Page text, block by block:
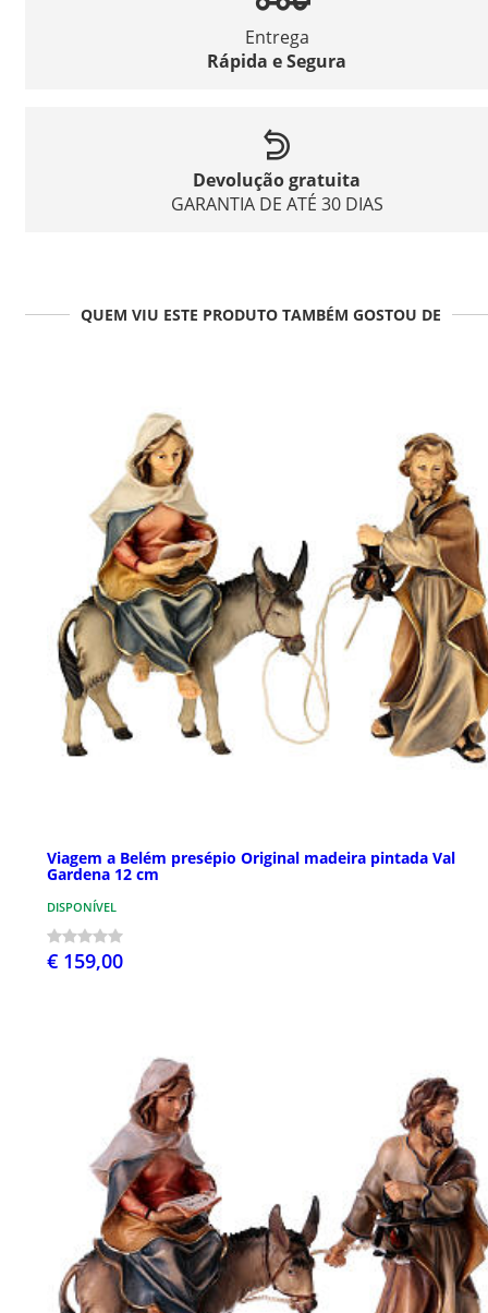
Entrega
Rápida e Segura
Devolução gratuita
GARANTIA DE ATÉ 30 DIAS
QUEM VIU ESTE PRODUTO TAMBÉM GOSTOU DE
Viagem a Belém presépio Original madeira pintada Val
Gardena 12 cm
DISPONÍVEL
€ 159,00